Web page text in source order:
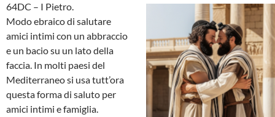
64DC – I Pietro.
Modo ebraico di salutare
amici intimi con un abbraccio
e un bacio su un lato della
faccia. In molti paesi del
Mediterraneo si usa tutt’ora
questa forma di saluto per
amici intimi e famiglia.